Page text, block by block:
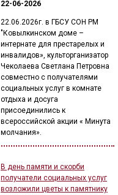
22-06-2026
22.06.2026г. в ГБСУ СОН РМ
"Ковылкинском доме –
интернате для престарелых и
инвалидов», культорганизатор
Чеколаева Светлана Петровна
совместно с получателями
социальных услуг в комнате
отдыха и досуга
присоединились к
всероссийской акции « Минута
молчания».
В день памяти и скорби
получатели социальных услуг
возложили цветы к памятнику